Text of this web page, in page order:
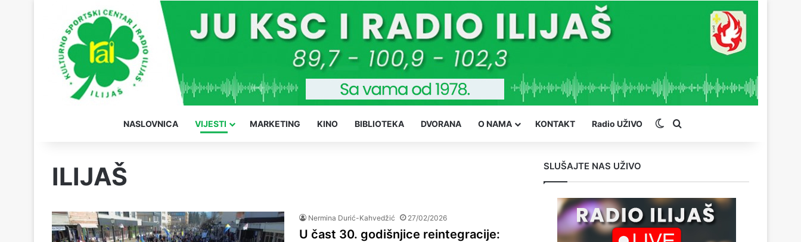
NASLOVNICA VIJESTI MARKETING KINO BIBLIOTEKA DVORANA O NAMA KONTAKT Radio UŽIVO Switch skin
ILIJAŠ
Nermina Durić-Kahvedžić 27/02/2026
U čast 30. godišnjice reintegracije:
SLUŠAJTE NAS UŽIVO